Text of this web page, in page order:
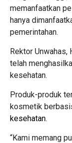
memanfaatkan
hanya
pemerintahan.
Rektor Unwahas,
telah
kesehatan.
Produk-produk
kosmetik
kesehatan.
“Kami memang